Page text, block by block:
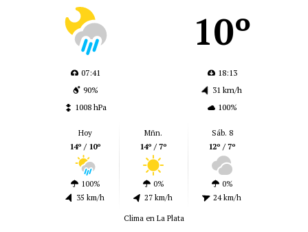
10º
07:41
18:13
90%
31 km/h
1008 hPa
100%
Hoy
14º / 10º
100%
35 km/h
Mñn.
14º / 7º
0%
27 km/h
Sáb. 8
12º / 7º
0%
24 km/h
Clima en La Plata